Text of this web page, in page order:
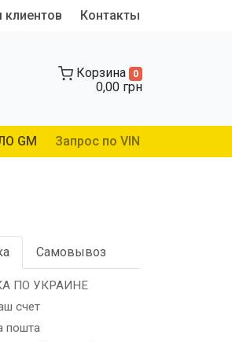
Контакты
Корзина 0
0,00 грн
GM Запрос по VIN
Самовывоз
ПО УКРАИНЕ
счет
пошта